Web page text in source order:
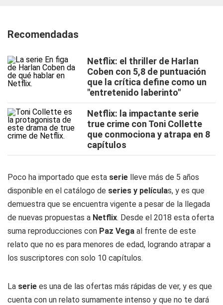
Recomendadas
Netflix: el thriller de Harlan
Coben con 5,8 de puntuación
que la crítica define como un
"entretenido laberinto"
Netflix: la impactante serie
true crime con Toni Collette
que conmociona y atrapa en 8
capítulos
Poco ha importado que esta serie lleve más de 5 años
disponible en el catálogo de series y películas, y es que
demuestra que se encuentra vigente a pesar de la llegada
de nuevas propuestas a Netflix. Desde el 2018 esta oferta
suma reproducciones con Paz Vega al frente de este
relato que no es para menores de edad, logrando atrapar a
los suscriptores con solo 10 capítulos.
La serie es una de las ofertas más rápidas de ver, y es que
cuenta con un relato sumamente intenso y que no te dará